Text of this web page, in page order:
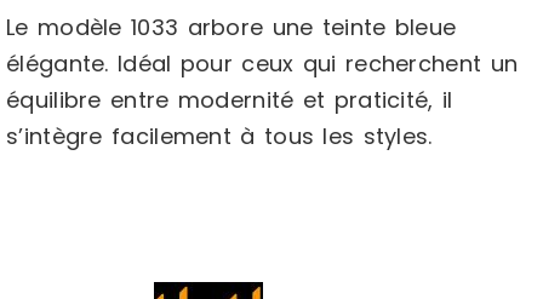
Le modèle 1033 arbore une teinte bleue
élégante. Idéal pour ceux qui recherchent un
équilibre entre modernité et praticité, il
s’intègre facilement à tous les styles.